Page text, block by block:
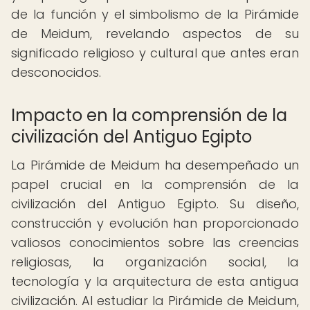
de la función y el simbolismo de la Pirámide
de Meidum, revelando aspectos de su
significado religioso y cultural que antes eran
desconocidos.
Impacto en la comprensión de la
civilización del Antiguo Egipto
La Pirámide de Meidum ha desempeñado un
papel crucial en la comprensión de la
civilización del Antiguo Egipto. Su diseño,
construcción y evolución han proporcionado
valiosos conocimientos sobre las creencias
religiosas, la organización social, la
tecnología y la arquitectura de esta antigua
civilización. Al estudiar la Pirámide de Meidum,